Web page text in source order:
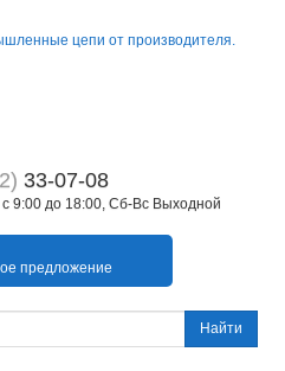
33-07-08
9:00 до 18:00, Сб-Вс Выходной
предложение
Найти